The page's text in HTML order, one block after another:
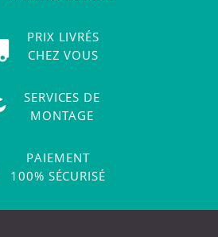
PRIX LIVRÉS
CHEZ VOUS
SERVICES DE
MONTAGE
PAIEMENT
100% SÉCURISÉ